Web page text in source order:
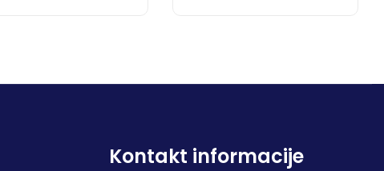
Kontakt informacije